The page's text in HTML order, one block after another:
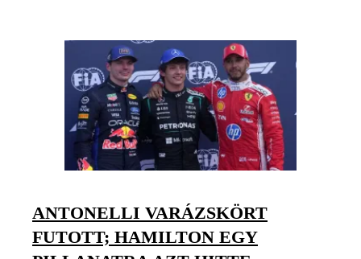
ANTONELLI VARÁZSKÖRT
FUTOTT; HAMILTON EGY